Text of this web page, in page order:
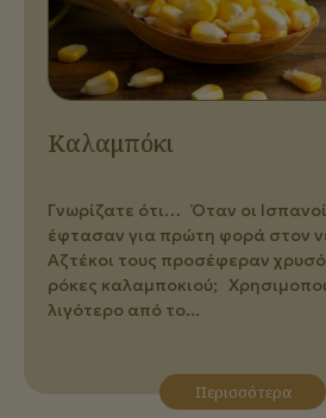
Kαλαμπόκι
Γνωρίζατε ότι… Όταν οι
έφτασαν για πρώτη φορά στον
Αζτέκοι τους προσέφεραν χρυσό
ρόκες καλαμποκιού;
λιγότερο από το...
Περισσότερα